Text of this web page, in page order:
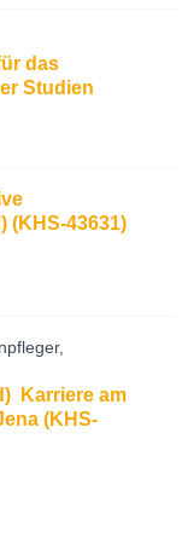
das
Studien
(KHS-43631)
 Karriere am
(KHS-